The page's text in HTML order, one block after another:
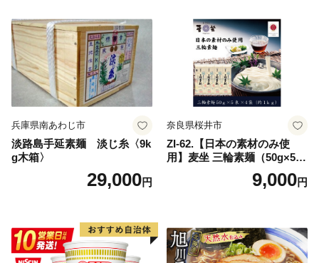
兵庫県南あわじ市
淡路島手延素麺 淡じ糸〈9k
g木箱〉
29,000円
奈良県桜井市
ZI-62.【日本の素材のみ使
用】麦坐 三輪素麺（50g×5束
9,000円